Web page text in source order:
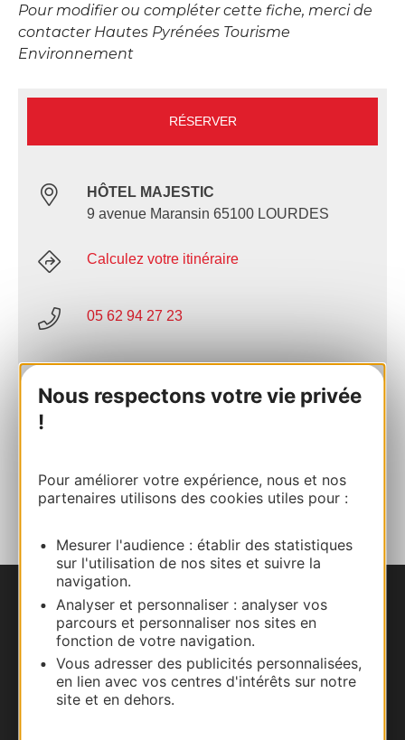
Nous respectons votre vie privée
!
Pour améliorer votre expérience, nous et nos
partenaires utilisons des cookies utiles pour :
Mesurer l'audience : établir des statistiques
sur l'utilisation de nos sites et suivre la
navigation.
Analyser et personnaliser : analyser vos
parcours et personnaliser nos sites en
fonction de votre navigation.
Vous adresser des publicités personnalisées,
en lien avec vos centres d'intérêts sur notre
site et en dehors.
Pour modifier ou compléter cette fiche, merci de
contacter Hautes Pyrénées Tourisme
Environnement
RÉSERVER
HÔTEL MAJESTIC
9 avenue Maransin 65100 LOURDES
Calculez votre itinéraire
05 62 94 27 23
AJOUTER
AU CARNET
Nous contacter
Carte interactive
Documentation